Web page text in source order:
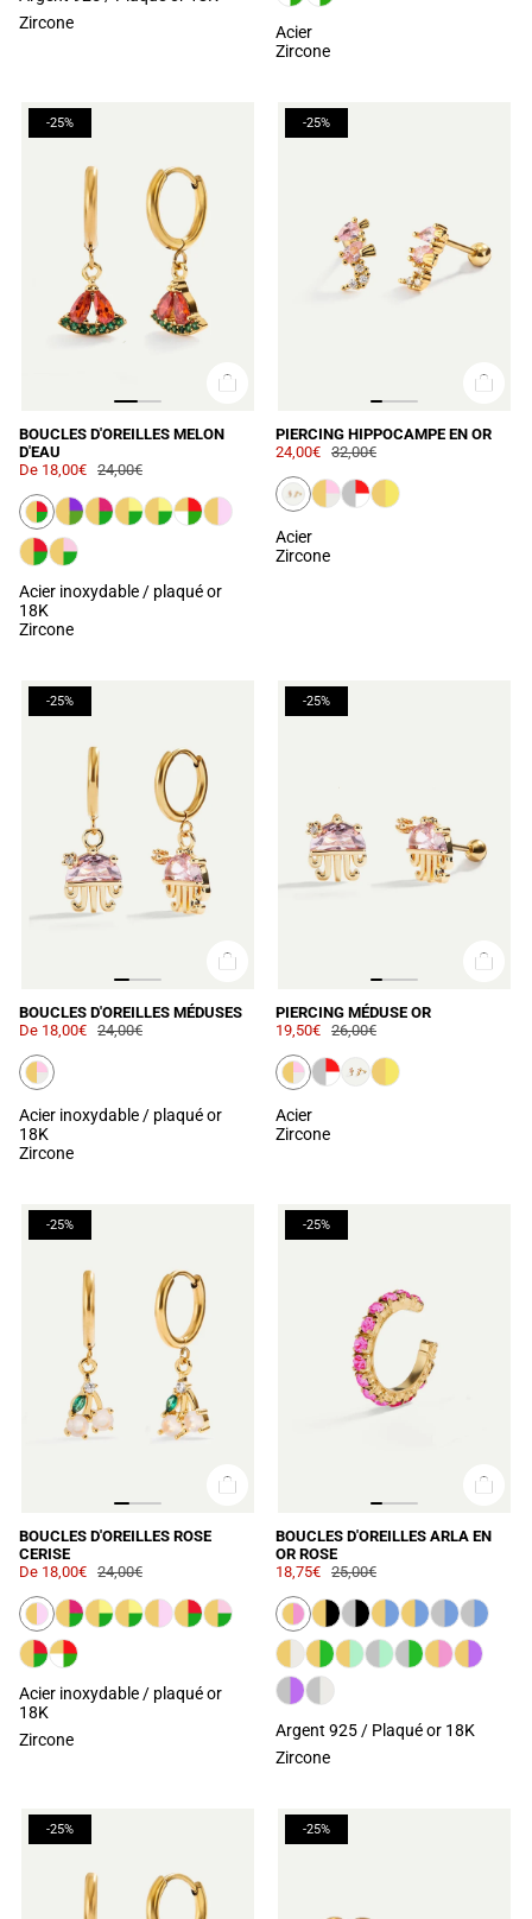
Zircone
Acier
Zircone
-25%
BOUCLES D'OREILLES MELON
D'EAU
De 18,00€ 24,00€
Acier inoxydable / plaqué or
18K
Zircone
-25%
PIERCING HIPPOCAMPE EN OR
24,00€ 32,00€
Acier
Zircone
-25%
BOUCLES D'OREILLES MÉDUSES
De 18,00€ 24,00€
Acier inoxydable / plaqué or
18K
Zircone
-25%
PIERCING MÉDUSE OR
19,50€ 26,00€
Acier
Zircone
-25%
BOUCLES D'OREILLES ROSE
CERISE
De 18,00€ 24,00€
Acier inoxydable / plaqué or
18K
Zircone
-25%
BOUCLES D'OREILLES ARLA EN
OR ROSE
18,75€ 25,00€
Argent 925 / Plaqué or 18K
Zircone
-25% -25%